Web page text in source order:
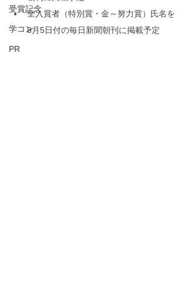
受賞記念
学コン
PR
全入賞者（特別賞・金～努力賞）氏名を
8月5日付の毎日新聞朝刊に掲載予定